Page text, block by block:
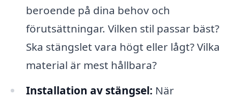
beroende på dina behov och
förutsättningar. Vilken stil passar bäst?
Ska stängslet vara högt eller lågt? Vilka
material är mest hållbara?
Installation av stängsel: När